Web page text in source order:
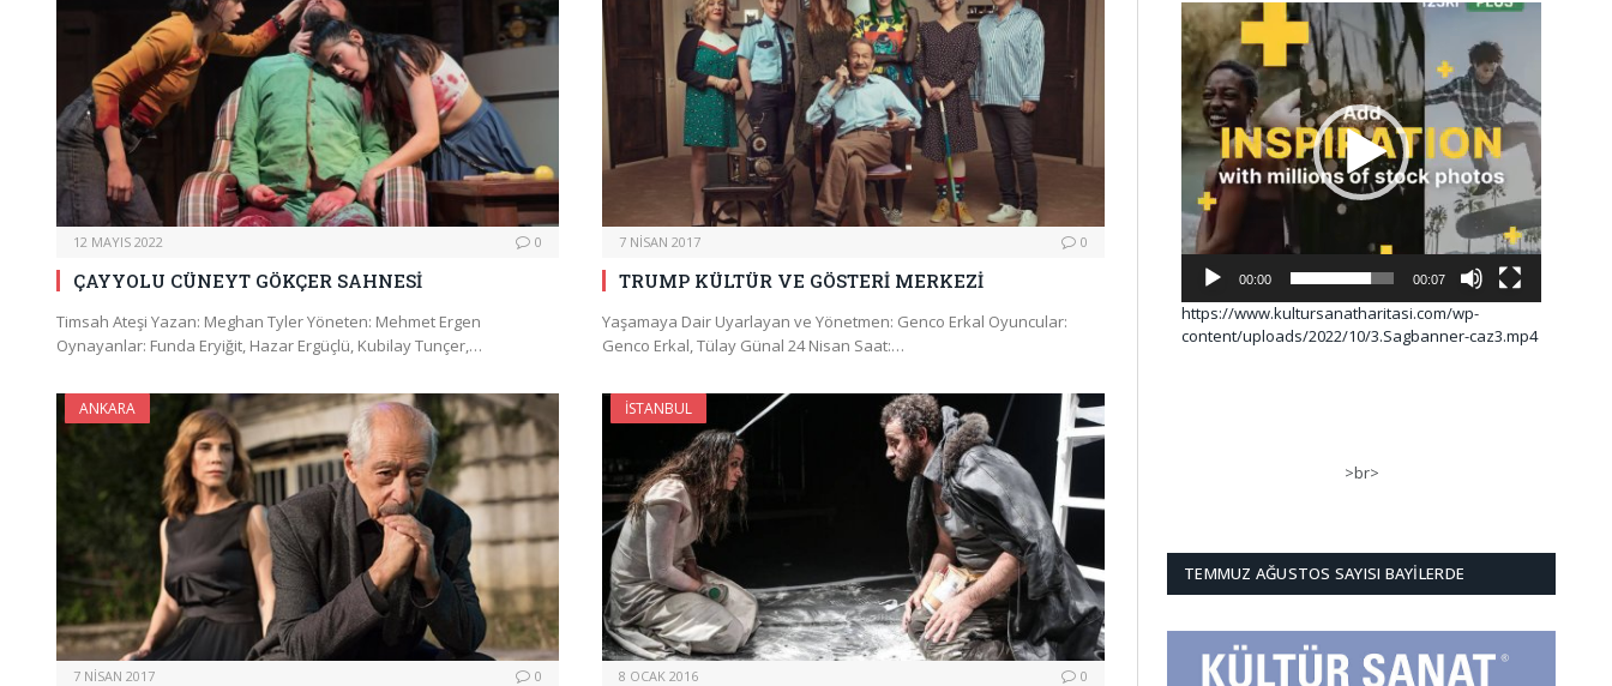
12 MAYIS 2022 0
ÇAYYOLU CÜNEYT GÖKÇER SAHNESİ
Timsah Ateşi Yazan: Meghan Tyler Yöneten: Mehmet Ergen
Oynayanlar: Funda Eryiğit, Hazar Ergüçlü, Kubilay Tunçer,…
7 NISAN 2017 0
TRUMP KÜLTÜR VE GÖSTERİ MERKEZİ
Yaşamaya Dair Uyarlayan ve Yönetmen: Genco Erkal Oyuncular:
Genco Erkal, Tülay Günal 24 Nisan Saat:…
ANKARA
7 NISAN 2017 0
İSTANBUL
8 OCAK 2016 0
Video
oynatıcı
00:00 00:07
https://www.kultursanatharitasi.com/wp-
content/uploads/2022/10/3.Sagbanner-caz3.mp4
>br>
TEMMUZ AĞUSTOS SAYISI BAYILERDE